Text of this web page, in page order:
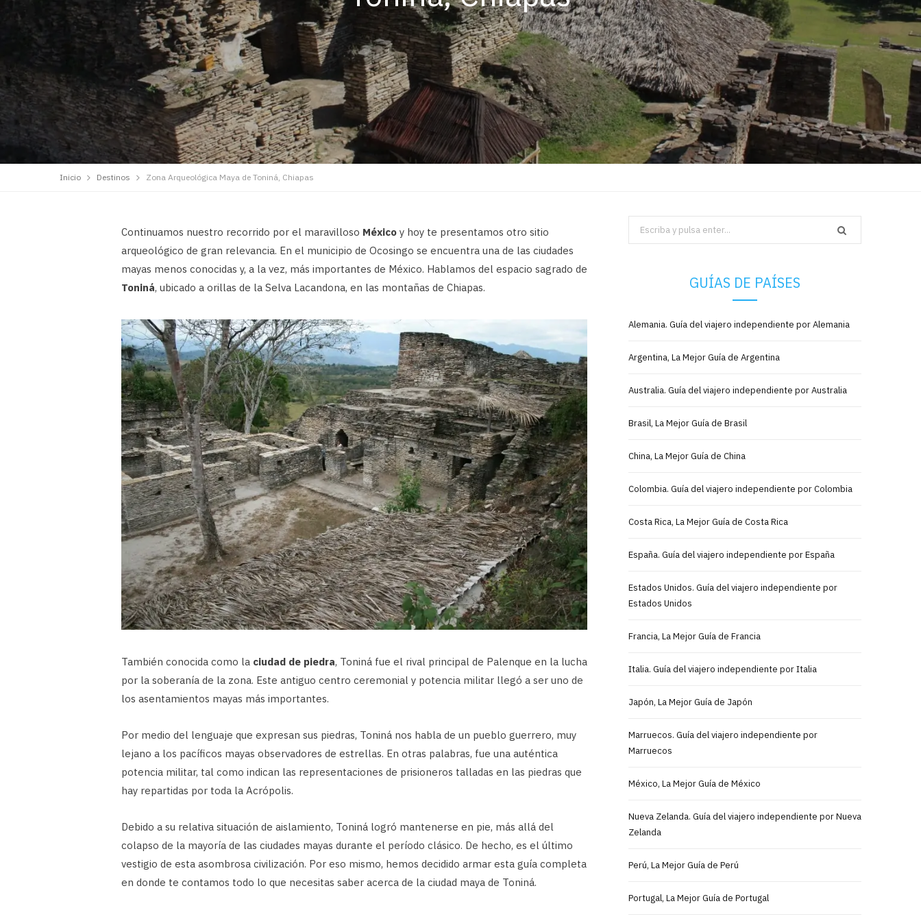
Inicio Destinos Zona Arqueológica Maya de Toniná, Chiapas
Continuamos nuestro recorrido por el maravilloso México y hoy te presentamos otro sitio
arqueológico de gran relevancia. En el municipio de Ocosingo se encuentra una de las ciudades
mayas menos conocidas y, a la vez, más importantes de México. Hablamos del espacio sagrado de
Toniná, ubicado a orillas de la Selva Lacandona, en las montañas de Chiapas.
También conocida como la ciudad de piedra, Toniná fue el rival principal de Palenque en la lucha
por la soberanía de la zona. Este antiguo centro ceremonial y potencia militar llegó a ser uno de
los asentamientos mayas más importantes.
Por medio del lenguaje que expresan sus piedras, Toniná nos habla de un pueblo guerrero, muy
lejano a los pacíficos mayas observadores de estrellas. En otras palabras, fue una auténtica
potencia militar, tal como indican las representaciones de prisioneros talladas en las piedras que
hay repartidas por toda la Acrópolis.
Debido a su relativa situación de aislamiento, Toniná logró mantenerse en pie, más allá del
colapso de la mayoría de las ciudades mayas durante el período clásico. De hecho, es el último
vestigio de esta asombrosa civilización. Por eso mismo, hemos decidido armar esta guía completa
en donde te contamos todo lo que necesitas saber acerca de la ciudad maya de Toniná.
Search
for:
GUÍAS DE PAÍSES
Alemania. Guía del viajero independiente por Alemania
Argentina, La Mejor Guía de Argentina
Australia. Guía del viajero independiente por Australia
Brasil, La Mejor Guía de Brasil
China, La Mejor Guía de China
Colombia. Guía del viajero independiente por Colombia
Costa Rica, La Mejor Guía de Costa Rica
España. Guía del viajero independiente por España
Estados Unidos. Guía del viajero independiente por
Estados Unidos
Francia, La Mejor Guía de Francia
Italia. Guía del viajero independiente por Italia
Japón, La Mejor Guía de Japón
Marruecos. Guía del viajero independiente por
Marruecos
México, La Mejor Guía de México
Nueva Zelanda. Guía del viajero independiente por Nueva
Zelanda
Perú, La Mejor Guía de Perú
Portugal, La Mejor Guía de Portugal